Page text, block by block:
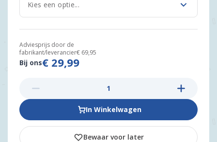
Adviesprijs door de
fabrikant/leverancier€ 69,95
Bij ons€ 29,99
In Winkelwagen
Bewaar voor later